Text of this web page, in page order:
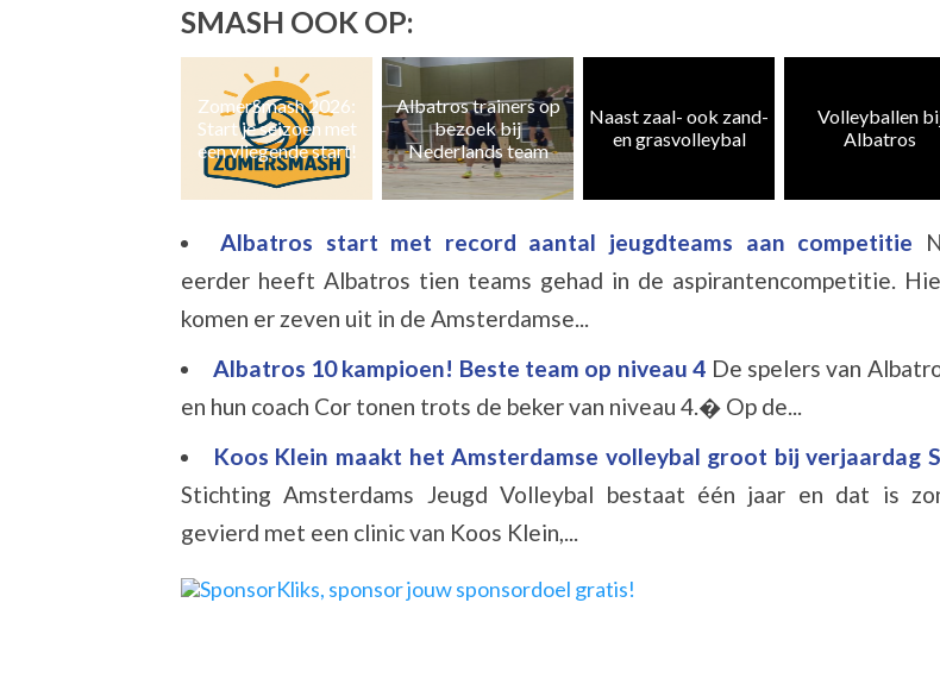
SMASH OOK OP:
Albatros trainers op
bezoek bij
Nederlands team
Naast zaal- ook zand-
en grasvolleybal
Volleyballen bij
Albatros
Albatros CMV 4
10 kampioen
Albatros start met record aantal jeugdteams aan competitie
eerder heeft Albatros tien teams gehad in de aspirantencompetitie.
komen er zeven uit in de Amsterdamse...
Albatros 10 kampioen! Beste team op niveau 4 De spelers van
en hun coach Cor tonen trots de beker van niveau 4.� Op de...
Koos Klein maakt het Amsterdamse volleybal groot bij verjaardag
Stichting Amsterdams Jeugd Volleybal bestaat één jaar en dat is
gevierd met een clinic van Koos Klein,...